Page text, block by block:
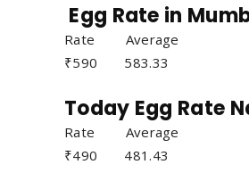
Egg Rate in
Rate Average
₹590 583.33
Today Egg Rate
Rate Average
₹490 481.43